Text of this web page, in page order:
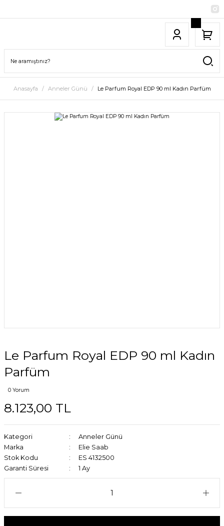
Anasayfa Anneler Günü Le Parfum Royal EDP 90 ml Kadın Parfüm
Le Parfum Royal EDP 90 ml Kadın
Parfüm
0 Yorum
8.123,00 TL
Kategori
Anneler Günü
Marka
Elie Saab
Stok Kodu
ES 4132500
Garanti Süresi
1 Ay